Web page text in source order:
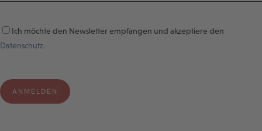
Ich möchte den Newsletter empfangen und akzeptiere den
Datenschutz.